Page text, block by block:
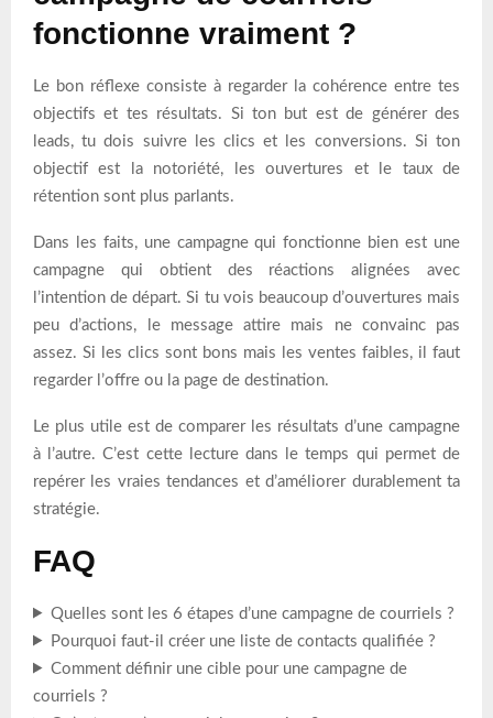
fonctionne vraiment ?
Le bon réflexe consiste à regarder la cohérence entre tes
objectifs et tes résultats. Si ton but est de générer des
leads, tu dois suivre les clics et les conversions. Si ton
objectif est la notoriété, les ouvertures et le taux de
rétention sont plus parlants.
Dans les faits, une campagne qui fonctionne bien est une
campagne qui obtient des réactions alignées avec
l’intention de départ. Si tu vois beaucoup d’ouvertures mais
peu d’actions, le message attire mais ne convainc pas
assez. Si les clics sont bons mais les ventes faibles, il faut
regarder l’offre ou la page de destination.
Le plus utile est de comparer les résultats d’une campagne
à l’autre. C’est cette lecture dans le temps qui permet de
repérer les vraies tendances et d’améliorer durablement ta
stratégie.
FAQ
Quelles sont les 6 étapes d’une campagne de courriels ?
Pourquoi faut-il créer une liste de contacts qualifiée ?
Comment définir une cible pour une campagne de
courriels ?